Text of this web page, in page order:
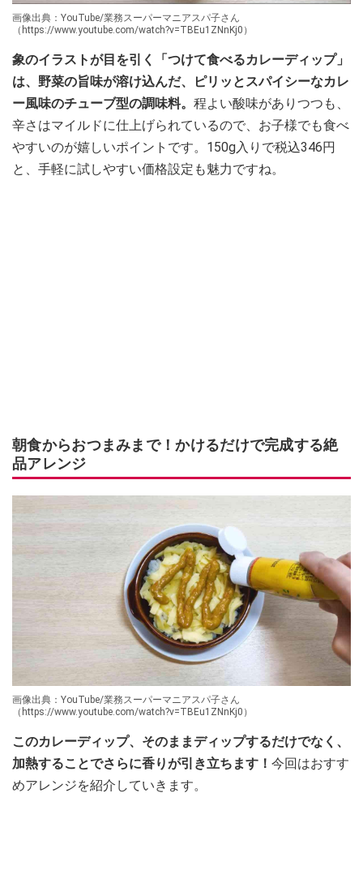
画像出典：YouTube/業務スーパーマニアスパ子さん
（https://www.youtube.com/watch?v=TBEu1ZNnKj0）
象のイラストが目を引く「つけて食べるカレーディップ」
は、野菜の旨味が溶け込んだ、ピリッとスパイシーなカレ
ー風味のチューブ型の調味料。 程よい酸味がありつつも、
辛さはマイルドに仕上げられているので、お子様でも食べ
やすいのが嬉しいポイントです。150g入りで税込346円
と、手軽に試しやすい価格設定も魅力ですね。
朝食からおつまみまで！かけるだけで完成する絶
品アレンジ
画像出典：YouTube/業務スーパーマニアスパ子さん
（https://www.youtube.com/watch?v=TBEu1ZNnKj0）
このカレーディップ、そのままディップするだけでなく、
加熱することでさらに香りが引き立ちます！ 今回はおすす
めアレンジを紹介していきます。